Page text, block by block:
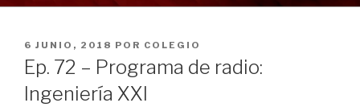
PUBLICADO
EN
6 JUNIO, 2018 POR COLEGIO
Ep. 72 – Programa de radio:
Ingeniería XXI